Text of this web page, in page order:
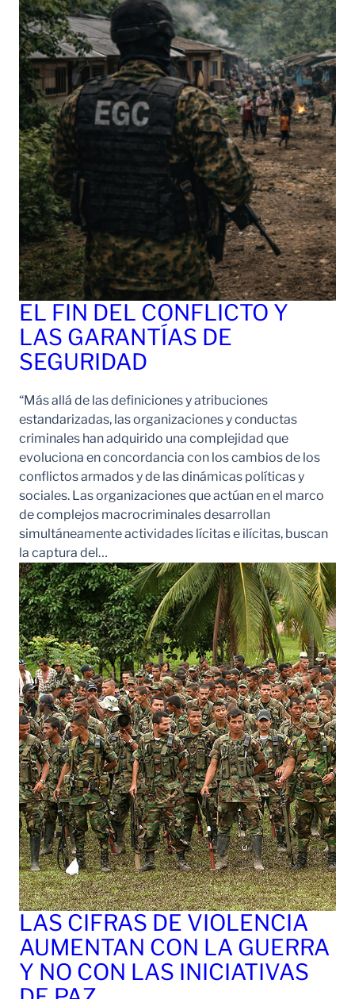
EL FIN DEL CONFLICTO Y
LAS GARANTÍAS DE
SEGURIDAD
“Más allá de las definiciones y atribuciones
estandarizadas, las organizaciones y conductas
criminales han adquirido una complejidad que
evoluciona en concordancia con los cambios de los
conflictos armados y de las dinámicas políticas y
sociales. Las organizaciones que actúan en el marco
de complejos macrocriminales desarrollan
simultáneamente actividades lícitas e ilícitas, buscan
la captura del…
LAS CIFRAS DE VIOLENCIA
AUMENTAN CON LA GUERRA
Y NO CON LAS INICIATIVAS